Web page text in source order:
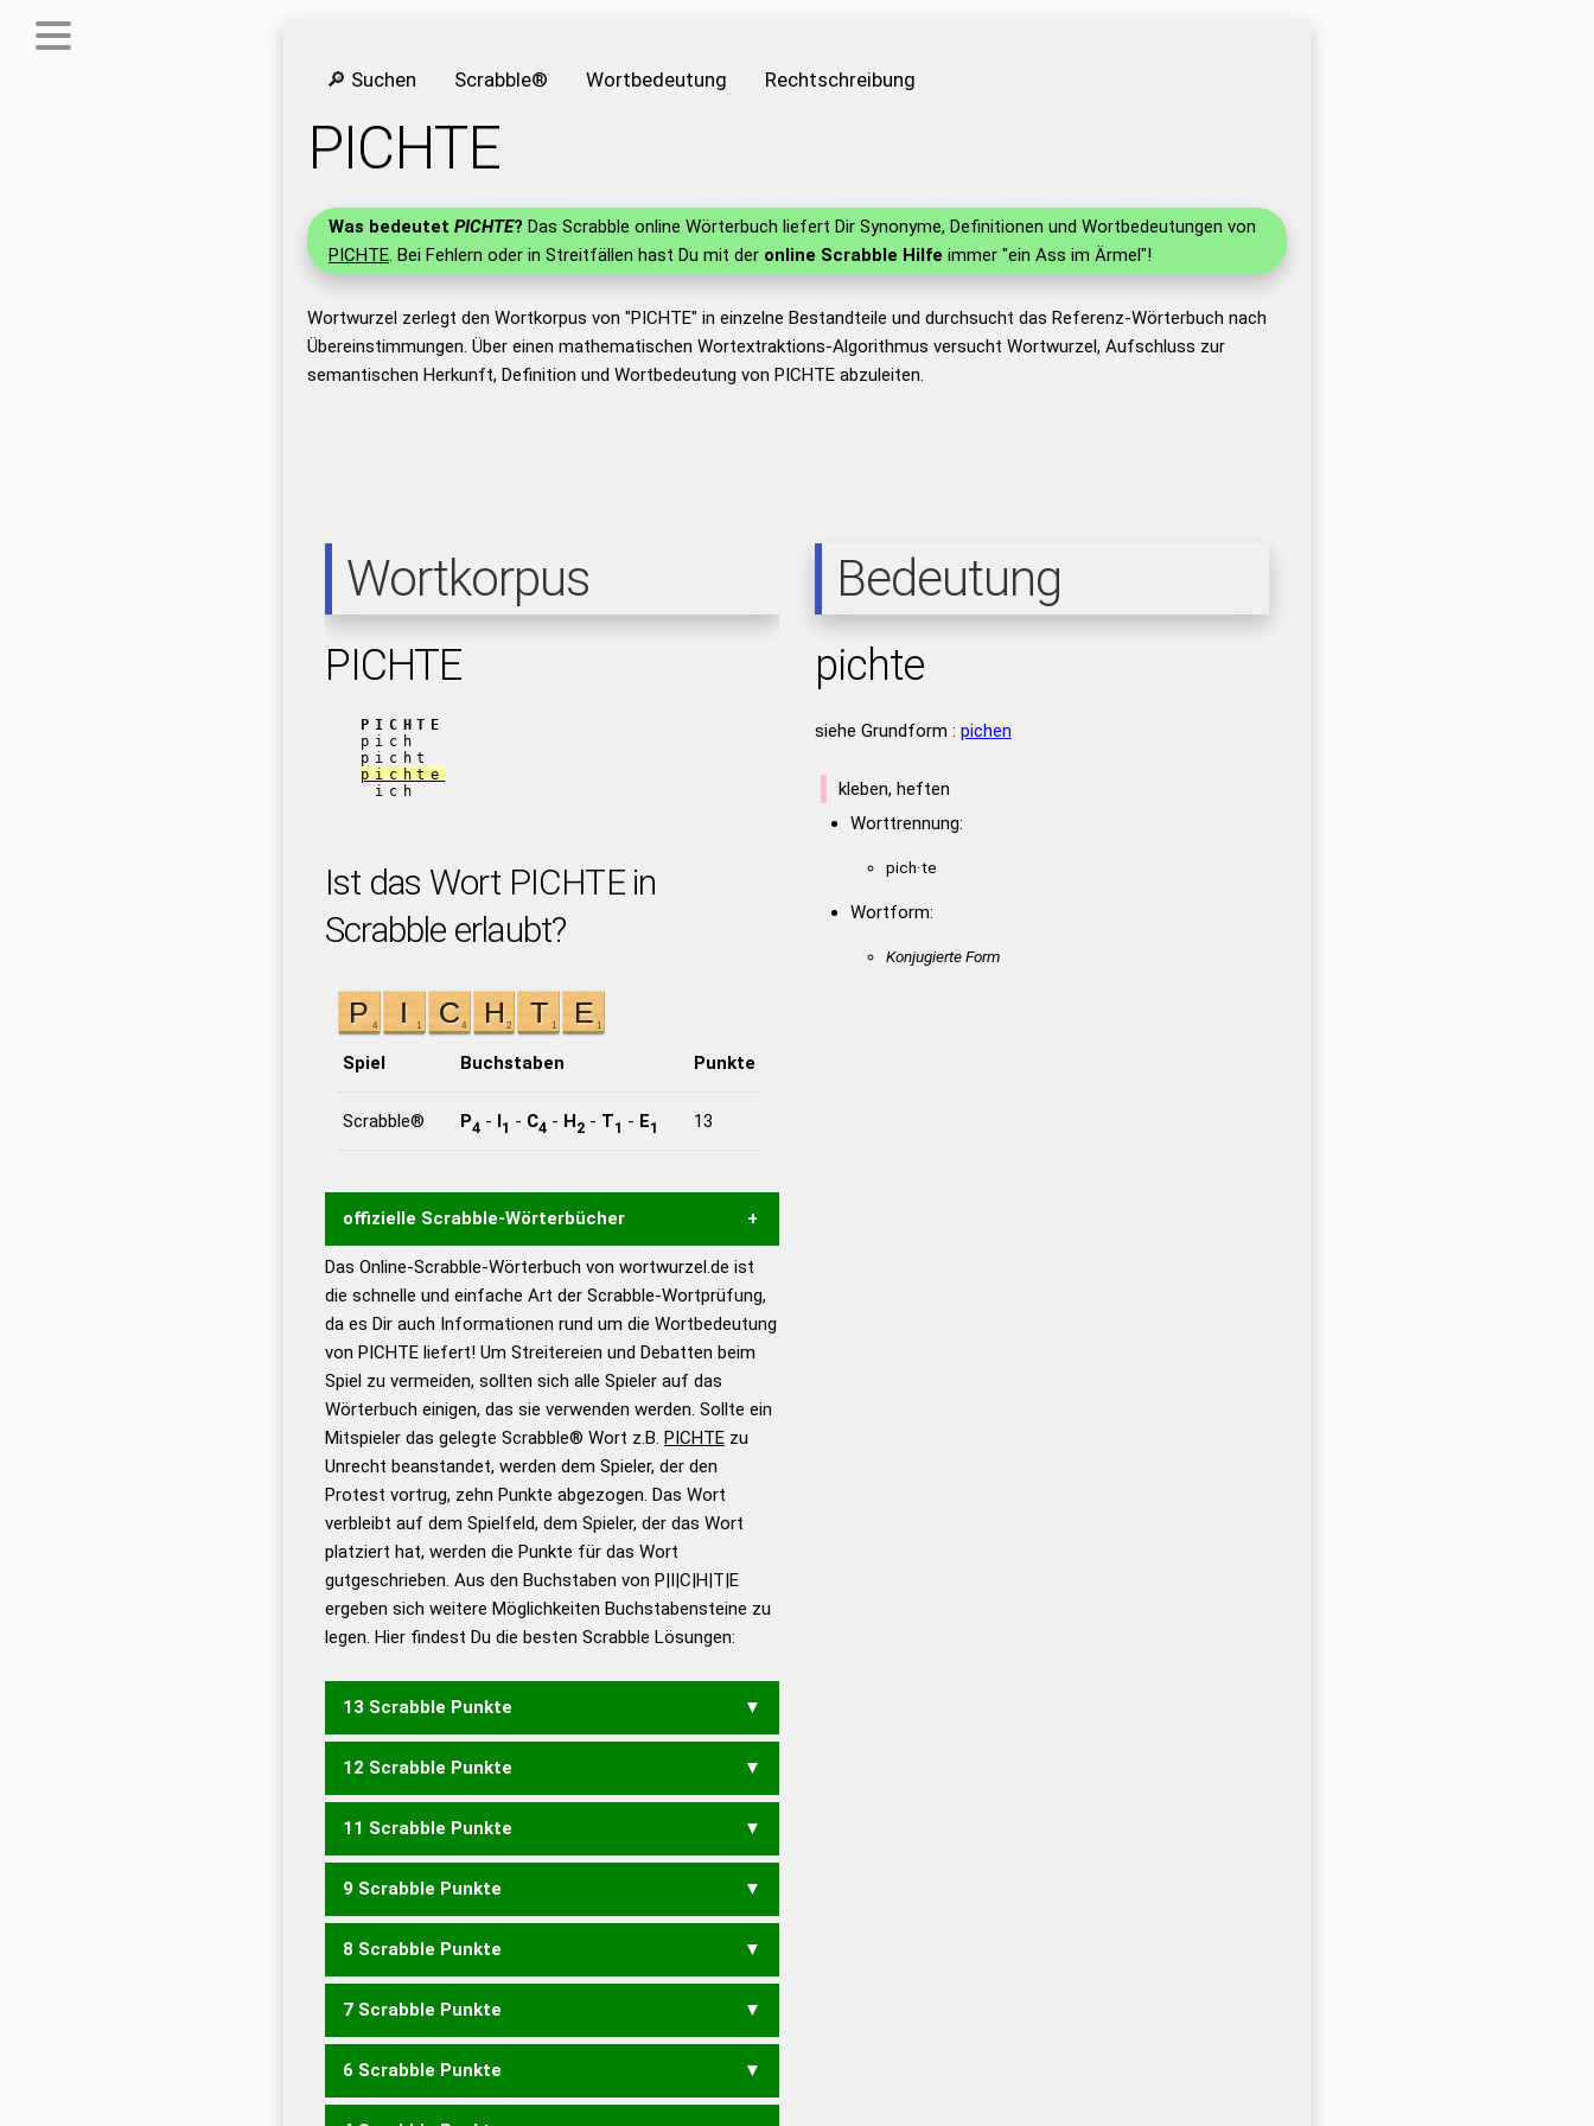
🔎 Suchen Scrabble® Wortbedeutung Rechtschreibung
PICHTE
Was bedeutet PICHTE? Das Scrabble online Wörterbuch liefert Dir Synonyme, Definitionen und Wortbedeutungen von
PICHTE. Bei Fehlern oder in Streitfällen hast Du mit der online Scrabble Hilfe immer "ein Ass im Ärmel"!
Wortwurzel zerlegt den Wortkorpus von "PICHTE" in einzelne Bestandteile und durchsucht das Referenz-Wörterbuch nach
Übereinstimmungen. Über einen mathematischen Wortextraktions-Algorithmus versucht Wortwurzel, Aufschluss zur
semantischen Herkunft, Definition und Wortbedeutung von PICHTE abzuleiten.
Wortkorpus
PICHTE
PICHTE
pich
picht
pichte
ich
Ist das Wort PICHTE in
Scrabble erlaubt?
Spiel Buchstaben Punkte
Scrabble® P4 - I1 - C4 - H2- T1 - E1 13
offizielle Scrabble-Wörterbücher
Wortwurzel liefert mit Hilfe eines semantischen
Wortanalyse-Algorithmus gute Anhaltspunkte zu
Wortbedeutung, Worttrennung und Wortform, um die
Gültigkeit eines Wortes für das Scrabble-Spiel zu
bestimmen! zugelassene Turnier Scrabble-
Wörterbücher sind:
Duden – Standardwerk in 12
Bänden
Duden – Richtiges und gutes
Deutsch
Duden – Die deutsche Grammatik
Duden – Deutsches
Universalwörterbuch
Das Online-Scrabble-Wörterbuch von wortwurzel.de ist
die schnelle und einfache Art der Scrabble-Wortprüfung,
da es Dir auch Informationen rund um die Wortbedeutung
von PICHTE liefert! Um Streitereien und Debatten beim
Spiel zu vermeiden, sollten sich alle Spieler auf das
Wörterbuch einigen, das sie verwenden werden. Sollte ein
Mitspieler das gelegte Scrabble® Wort z.B. PICHTEzu
Unrecht beanstandet, werden dem Spieler, der den
Protest vortrug, zehn Punkte abgezogen. Das Wort
verbleibt auf dem Spielfeld, dem Spieler, der das Wort
platziert hat, werden die Punkte für das Wort
gutgeschrieben. Aus den Buchstaben von P|I|C|H|T|E
ergeben sich weitere Möglichkeiten Buchstabensteine zu
legen. Hier findest Du die besten Scrabble Lösungen:
13 Scrabble Punkte
PICHET
12 Scrabble Punkte
PICHE PITCH
11 Scrabble Punkte
CHIP PECH
9 Scrabble Punkte
EICHT TEICH
8 Scrabble Punkte
ECHT EICH
7 Scrabble Punkte
CHI HIP PHI
6 Scrabble Punkte
Bedeutung
pichte
siehe Grundform : pichen
kleben, heften
Worttrennung:
pich·te
Wortform:
Konjugierte Form